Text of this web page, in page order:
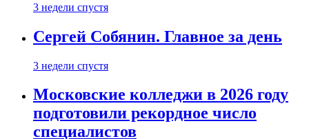
3 недели спустя
Сергей Собянин. Главное за день
3 недели спустя
Московские колледжи в 2026 году
подготовили рекордное число
специалистов